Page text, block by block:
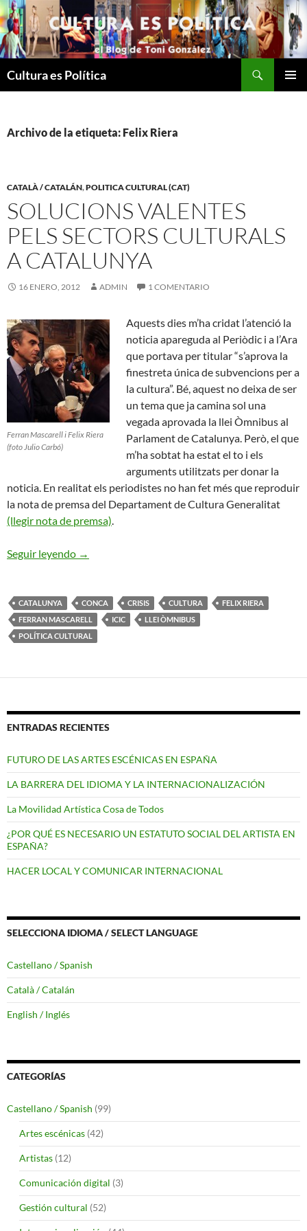
Saltar
al
contenido
Cultura es Política
Archivo de la etiqueta: Felix Riera
CATALÀ / CATALÁN,POLITICA CULTURAL (CAT)
SOLUCIONS VALENTES
PELS SECTORS CULTURALS
A CATALUNYA
16 ENERO, 2012 ADMIN 1 COMENTARIO
Ferran Mascarell i Felix Riera
(foto Julio Carbó)
Aquests dies m’ha cridat l’atenció la
noticia apareguda al Periòdic i a l’Ara
que portava per titular “s’aprova la
finestreta única de subvencions per a
la cultura”. Bé, aquest no deixa de ser
un tema que ja camina sol una
vegada aprovada la llei Òmnibus al
Parlament de Catalunya. Però, el que
m’ha sobtat ha estat el to i els
arguments utilitzats per donar la
noticia. En realitat els periodistes no han fet més que reproduir
la nota de premsa del Departament de Cultura Generalitat
(llegir nota de premsa).
Seguir leyendo Solucions Valentes pels Sectors Culturals a
→
CATALUNYA CONCA CRISIS CULTURA
FELIX RIERA
FERRAN MASCARELL
ICIC
LLEI ÒMNIBUS
POLÍTICA CULTURAL
ENTRADAS RECIENTES
FUTURO DE LAS ARTES ESCÉNICAS EN ESPAÑA
LA BARRERA DEL IDIOMA Y LA INTERNACIONALIZACIÓN
La Movilidad Artística Cosa de Todos
¿POR QUÉ ES NECESARIO UN ESTATUTO SOCIAL DEL ARTISTA EN
ESPAÑA?
HACER LOCAL Y COMUNICAR INTERNACIONAL
SELECCIONA IDIOMA / SELECT LANGUAGE
Castellano / Spanish
Català / Catalán
English / Inglés
CATEGORÍAS
Castellano / Spanish (99)
Artes escénicas (42)
Artistas (12)
Comunicación digital (3)
Gestión cultural (52)